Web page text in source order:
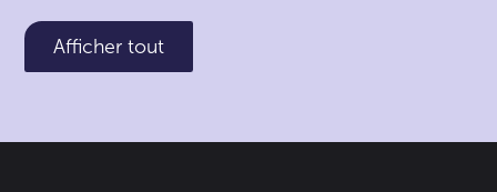
Afficher tout